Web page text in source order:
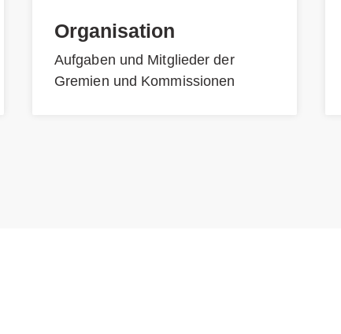
Organisation
Aufgaben und Mitglieder der
Gremien und Kommissionen